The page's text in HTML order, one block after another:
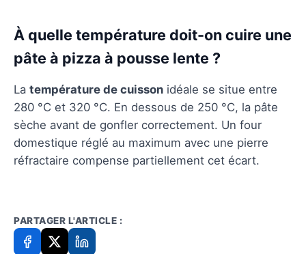
À quelle température doit-on cuire une
pâte à pizza à pousse lente ?
La température de cuisson idéale se situe entre
280 °C et 320 °C. En dessous de 250 °C, la pâte
sèche avant de gonfler correctement. Un four
domestique réglé au maximum avec une pierre
réfractaire compense partiellement cet écart.
PARTAGER L'ARTICLE :